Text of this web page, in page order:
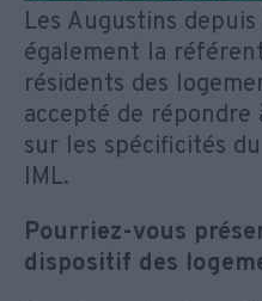
Les Augustins
également la
résidents des
accepté de répondre
sur les spécificités
IML.
Pourriez-vous
dispositif des